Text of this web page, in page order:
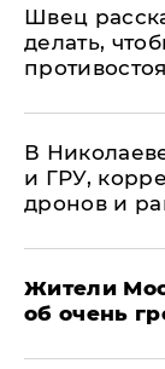
Швец
делать,
В
и ГРУ,
дронов и
Жители
об очень